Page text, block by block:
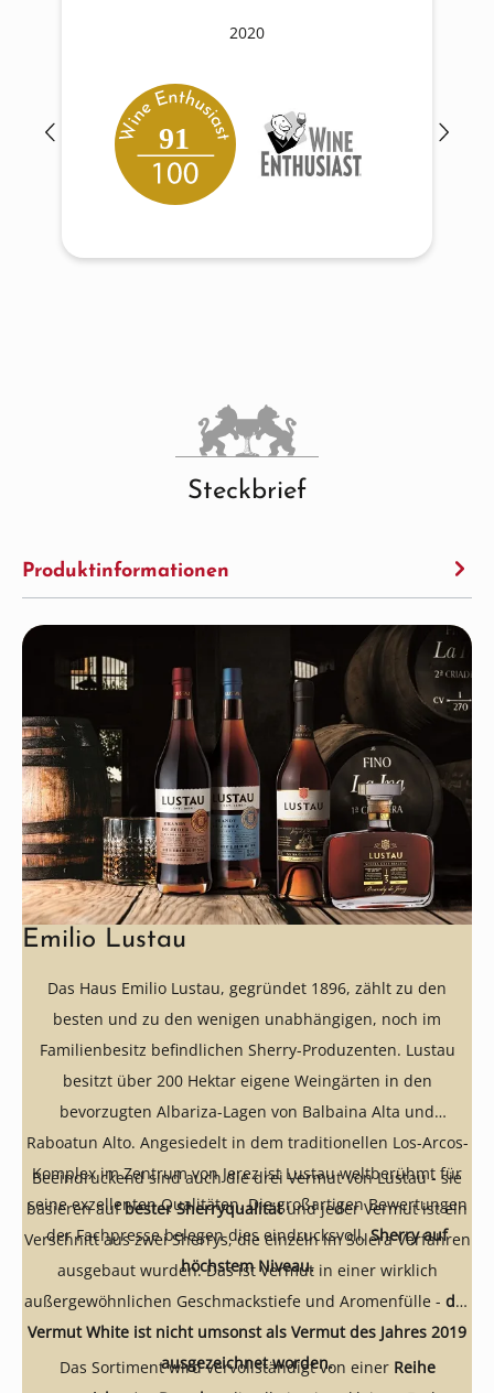
2020
91
Steckbrief
Produktinformationen
Emilio Lustau
Das Haus Emilio Lustau, gegründet 1896, zählt zu den
besten und zu den wenigen unabhängigen, noch im
Familienbesitz befindlichen Sherry-Produzenten. Lustau
besitzt über 200 Hektar eigene Weingärten in den
bevorzugten Albariza-Lagen von Balbaina Alta und
Raboatun Alto. Angesiedelt in dem traditionellen Los-Arcos-
Komplex im Zentrum von Jerez ist Lustau weltberühmt für
seine exzellenten Qualitäten. Die großartigen Bewertungen
der Fachpresse belegen dies eindrucksvoll.Sherry auf
höchstem Niveau.
Beeindruckend sind auch die drei Vermut von Lustau - sie
basieren aufbester Sherryqualitätund jeder Vermut ist ein
Verschnitt aus zwei Sherrys, die einzeln im Solera Verfahren
ausgebaut wurden. Das ist Vermut in einer wirklich
außergewöhnlichen Geschmackstiefe und Aromenfülle - der
Vermut White ist nicht umsonst als Vermut des Jahres 2019
ausgezeichnet worden.
Das Sortiment wird vervollständigt von einer Reihe